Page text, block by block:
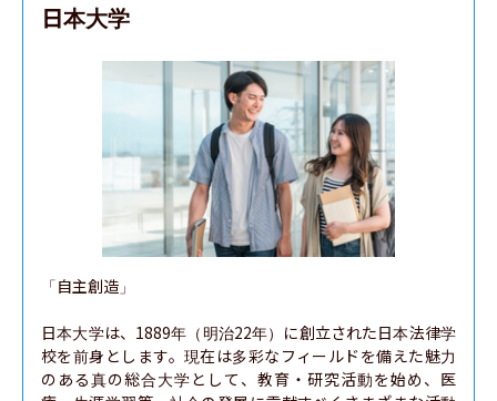
日本大学
「自主創造」
日本大学は、1889年（明治22年）に創立された日本法律学
校を前身とします。現在は多彩なフィールドを備えた魅力
のある真の総合大学として、教育・研究活動を始め、医